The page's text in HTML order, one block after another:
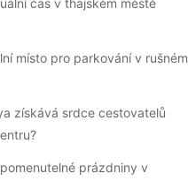
čas v thajském městě
místo pro parkování v rušném
získává srdce cestovatelů
prázdniny v